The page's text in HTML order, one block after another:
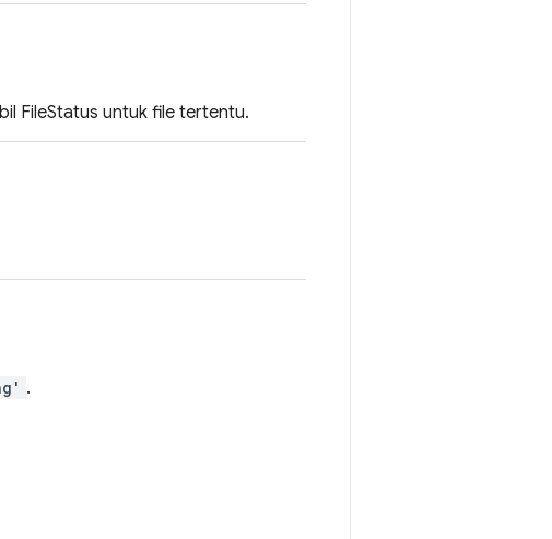
FileStatus untuk file tertentu.
.